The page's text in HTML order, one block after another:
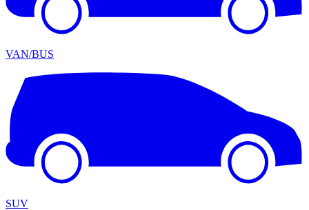
VAN/BUS
SUV